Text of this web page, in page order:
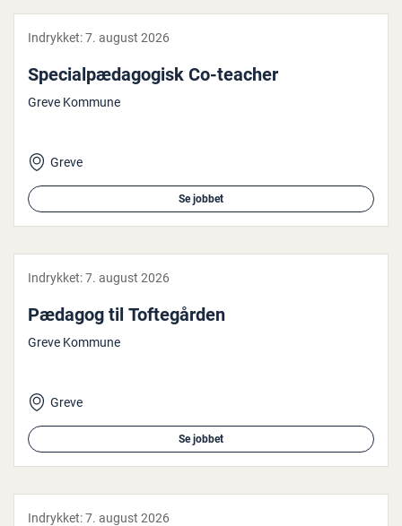
Indrykket:7. august 2026
Spe­ci­al­pæ­da­go­gisk Co-teacher
Greve Kommune
Greve
Se jobbet
Indrykket:7. august 2026
Pædagog til Tof­te­går­den
Greve Kommune
Greve
Se jobbet
Indrykket:7. august 2026